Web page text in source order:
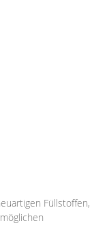
Füllstoffen,